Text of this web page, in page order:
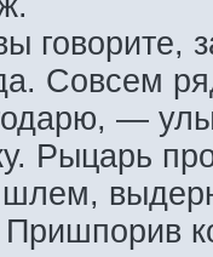
говорите,
Совсем
—
Рыцарь
шлем,
Пришпорив